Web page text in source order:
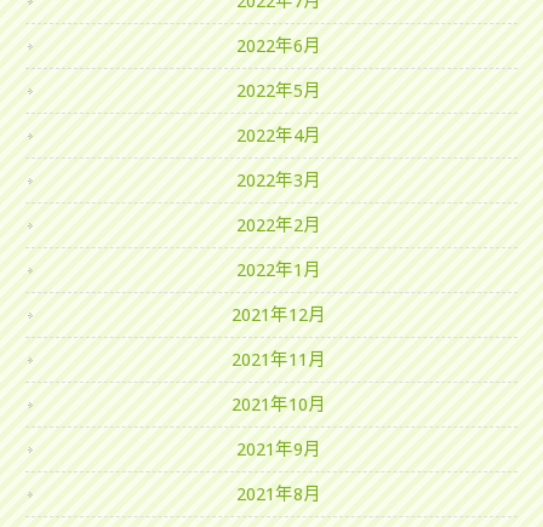
2022年6月
2022年5月
2022年4月
2022年3月
2022年2月
2022年1月
2021年12月
2021年11月
2021年10月
2021年9月
2021年8月